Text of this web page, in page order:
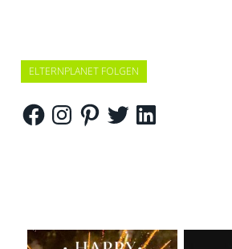
ELTERNPLANET FOLGEN
FacebookInstagramPinterestTwitterLinkedIn